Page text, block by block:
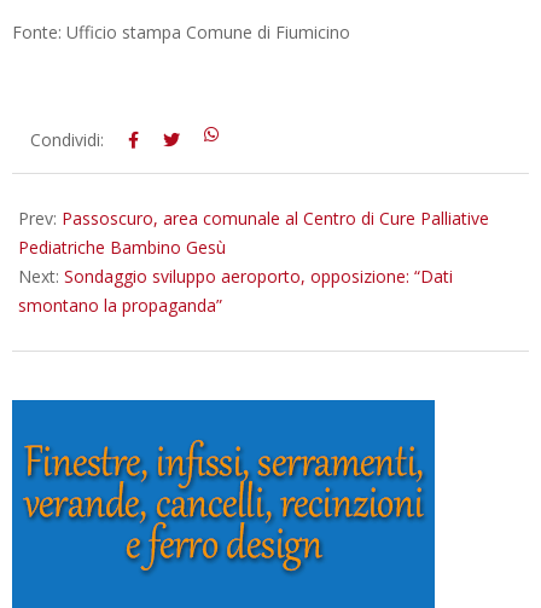
Fonte: Ufficio stampa Comune di Fiumicino
2026-
Condividi:
Prev: Passoscuro, area comunale al Centro di Cure Palliative
Pediatriche Bambino Gesù
Next: Sondaggio sviluppo aeroporto, opposizione: “Dati
smontano la propaganda”